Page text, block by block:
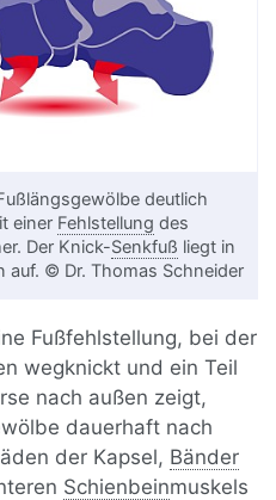
deutlich
einer Fehlstellung des
Der Knick-Senkfuß liegt in
auf. © Dr. Thomas Schneider
Fußfehlstellung, bei der
wegknickt und ein Teil
nach außen zeigt,
dauerhaft nach
der Kapsel, Bänder
Schienbeinmuskels